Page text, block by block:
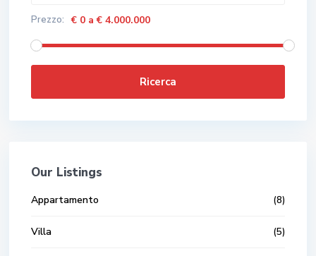
Prezzo: € 0 a € 4.000.000
Ricerca
Our Listings
Appartamento (8)
Villa (5)